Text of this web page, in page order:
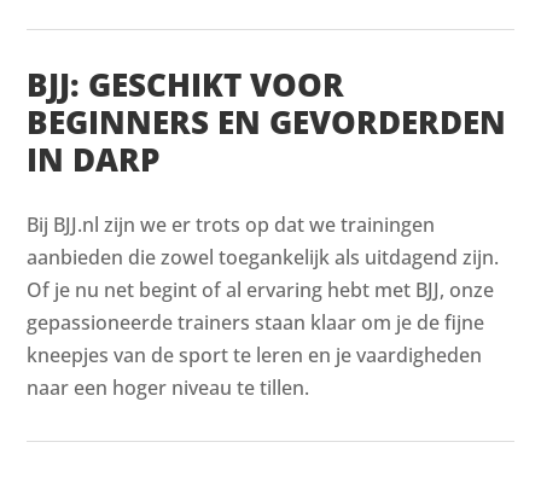
BJJ: GESCHIKT VOOR
BEGINNERS EN GEVORDERDEN
IN DARP
Bij BJJ.nl zijn we er trots op dat we trainingen
aanbieden die zowel toegankelijk als uitdagend zijn.
Of je nu net begint of al ervaring hebt met BJJ, onze
gepassioneerde trainers staan klaar om je de fijne
kneepjes van de sport te leren en je vaardigheden
naar een hoger niveau te tillen.